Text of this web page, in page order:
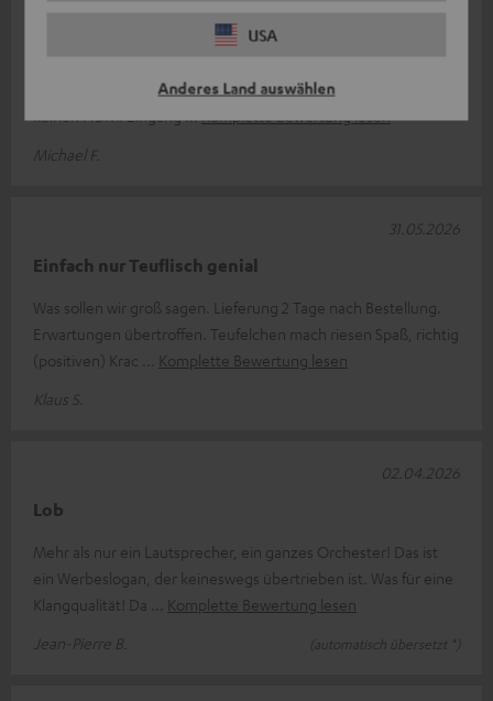
USA
Anderes Land auswählen
Klasse Klang und Ausstattung. Schade finde ich nur,dass er
keinen HDMI Eingang
Komplette Bewertung lesen
Michael F.
Einfach nur Teuflisch genial
Was sollen wir groß sagen. Lieferung 2 Tage nach Bestellung.
Erwartungen übertroffen. Teufelchen mach riesen Spaß, richtig
(positiven) Krac
Komplette Bewertung lesen
Klaus S.
31.05.2026
Lob
Mehr als nur ein Lautsprecher, ein ganzes Orchester! Das ist
ein Werbeslogan, der keineswegs übertrieben ist. Was für eine
Klangqualität! Da
Komplette Bewertung lesen
Jean-Pierre B.
(automatisch übersetzt *)
02.04.2026